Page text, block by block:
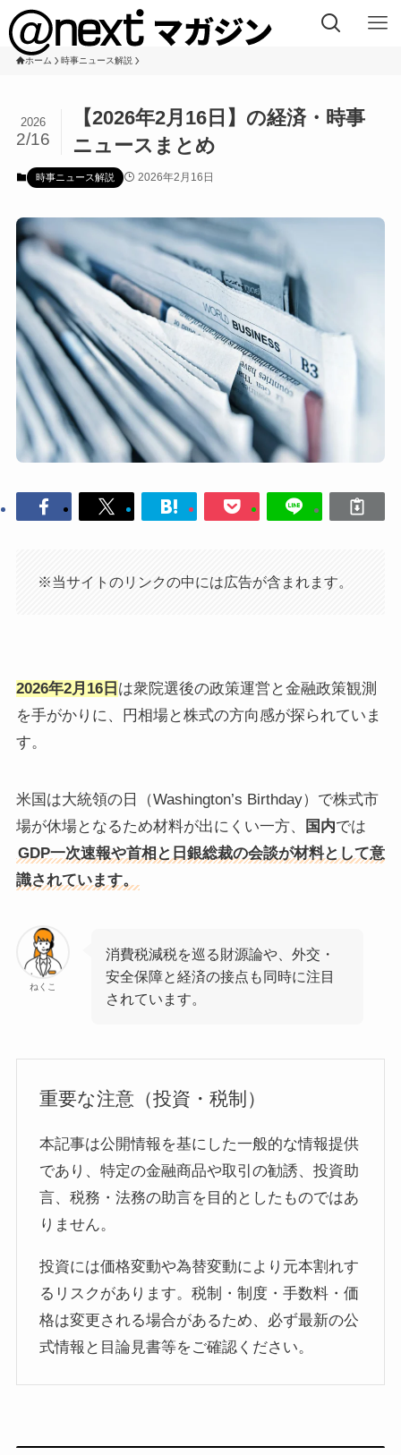
ホーム 時事ニュース解説
【2026年2月16日】の経済・時事
ニュースまとめ
2026
2/16
時事ニュース解説 2026年2月16日
※当サイトのリンクの中には広告が含まれます。
2026年2月16日 は衆院選後の政策運営と金融政策観測
を手がかりに、円相場と株式の方向感が探られていま
す。
米国は大統領の日（Washington’s Birthday）で株式市
場が休場となるため材料が出にくい一方、
国内では
GDP一次速報や首相と日銀総裁の会談が材料として意
識されています。
ねくこ
消費税減税を巡る財源論や、外交・
安全保障と経済の接点も同時に注目
されています。
重要な注意（投資・税制）
本記事は公開情報を基にした一般的な情報提供
であり、特定の金融商品や取引の勧誘、投資助
言、税務・法務の助言を目的としたものではあ
りません。
投資には価格変動や為替変動により元本割れす
るリスクがあります。税制・制度・手数料・価
格は変更される場合があるため、必ず最新の公
式情報と目論見書等をご確認ください。